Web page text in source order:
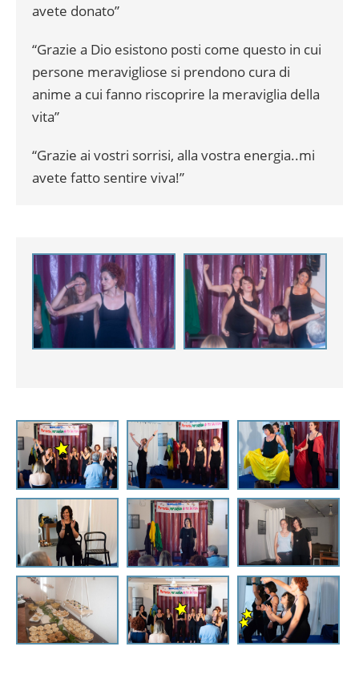
avete donato”
“Grazie a Dio esistono posti come questo in cui
persone meravigliose si prendono cura di
anime a cui fanno riscoprire la meraviglia della
vita”
“Grazie ai vostri sorrisi, alla vostra energia..mi
avete fatto sentire viva!”